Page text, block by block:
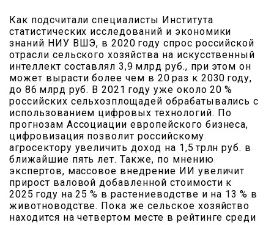
Как подсчитали специалисты Института
статистических исследований и экономики
знаний НИУ ВШЭ, в 2020 году спрос российской
отрасли сельского хозяйства на искусственный
интеллект составлял 3,9 млрд руб., при этом он
может вырасти более чем в 20 раз к 2030 году,
до 86 млрд руб. В 2021 году уже около 20 %
российских сельхозплощадей обрабатывались с
использованием цифровых технологий. По
прогнозам Ассоциации европейского бизнеса,
цифровизация позволит российскому
агросектору увеличить доход на 1,5 трлн руб. в
ближайшие пять лет. Также, по мнению
экспертов, массовое внедрение ИИ увеличит
прирост валовой добавленной стоимости к
2025 году на 25 % в растениеводстве и на 13 % в
животноводстве. Пока же сельское хозяйство
находится на четвертом месте в рейтинге среди